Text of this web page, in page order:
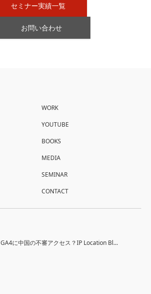
セミナー実績一覧
お問い合わせ
WORK
YOUTUBE
BOOKS
MEDIA
SEMINAR
CONTACT
GA4に中国の不審アクセス？IP Location Bl…